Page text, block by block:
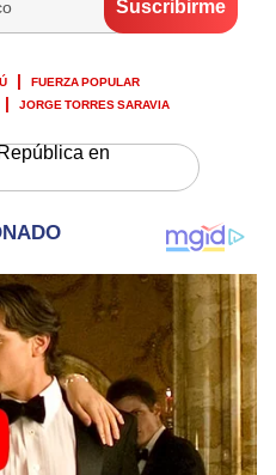
FUERZA POPULAR
JORGE TORRES SARAVIA
en